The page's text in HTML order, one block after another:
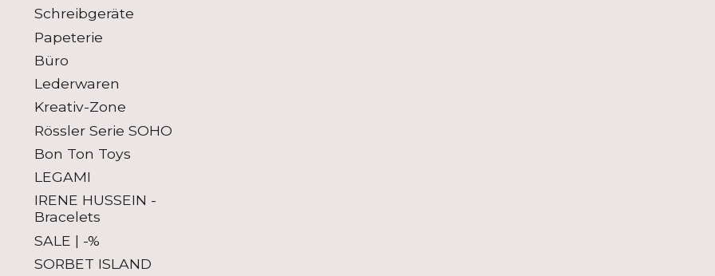
Schreibgeräte
Papeterie
Büro
Lederwaren
Kreativ-Zone
Rössler Serie SOHO
Bon Ton Toys
LEGAMI
IRENE HUSSEIN -
Bracelets
SALE | -%
SORBET ISLAND